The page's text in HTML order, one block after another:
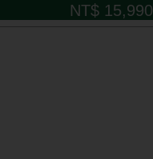
NT$ 15,990